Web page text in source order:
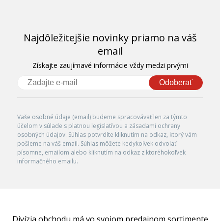
Najdôležitejšie novinky priamo na váš
email
Získajte zaujímavé informácie vždy medzi prvými
Odoberať
Vaše osobné údaje (email) budeme spracovávať len za týmto
účelom v súlade s platnou legislatívou a zásadami ochrany
osobných údajov. Súhlas potvrdíte kliknutím na odkaz, ktorý vám
pošleme na váš email. Súhlas môžete kedykoľvek odvolať
písomne, emailom alebo kliknutím na odkaz z ktoréhokoľvek
informačného emailu.